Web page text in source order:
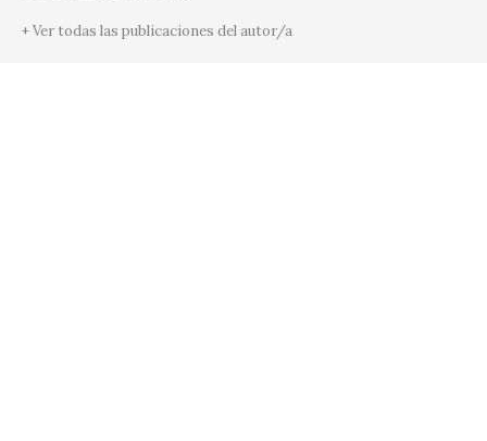
+ Ver todas las publicaciones del autor/a